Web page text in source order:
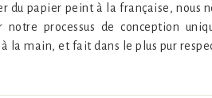
du papier peint à la française, nous
notre processus de conception
la main, et fait dans le plus pur